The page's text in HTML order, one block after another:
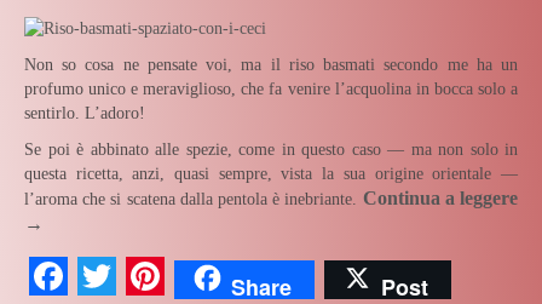
Non so cosa ne pensate voi, ma il riso basmati secondo me ha un
profumo unico e meraviglioso, che fa venire l’acquolina in bocca solo a
sentirlo. L’adoro!
Se poi è abbinato alle spezie, come in questo caso — ma non solo in
questa ricetta, anzi, quasi sempre, vista la sua origine orientale —
l’aroma che si scatena dalla pentola è inebriante. Continua a leggere
→
Facebook
TwitterPinterest
Share Post